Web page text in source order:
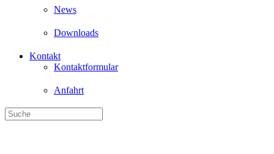
News
Downloads
Kontakt
Kontaktformular
Anfahrt